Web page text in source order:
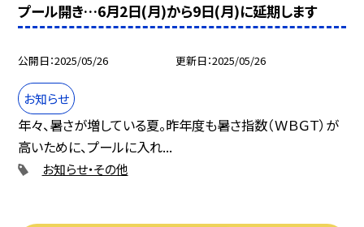
プール開き…6月2日(月)から9日(月)に延期します
公開日 2025/05/26 更新日 2025/05/26
お知らせ
年々、暑さが増している夏。昨年度も暑さ指数（ＷＢＧＴ）が
高いために、プールに入れ...
お知らせ・その他